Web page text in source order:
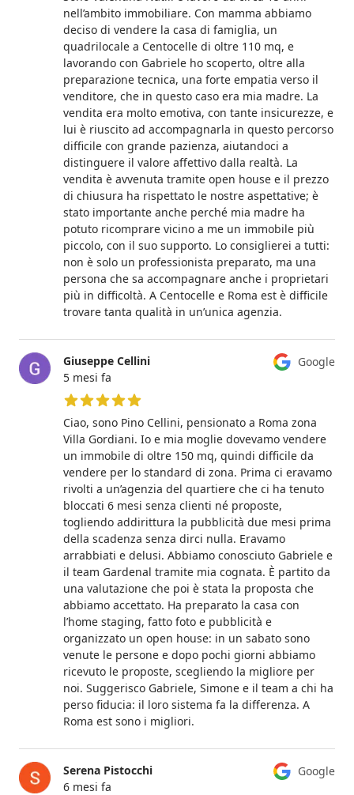
nell’ambito immobiliare. Con mamma abbiamo
deciso di vendere la casa di famiglia, un
quadrilocale a Centocelle di oltre 110 mq, e
lavorando con Gabriele ho scoperto, oltre alla
preparazione tecnica, una forte empatia verso il
venditore, che in questo caso era mia madre. La
vendita era molto emotiva, con tante insicurezze, e
lui è riuscito ad accompagnarla in questo percorso
difficile con grande pazienza, aiutandoci a
distinguere il valore affettivo dalla realtà. La
vendita è avvenuta tramite open house e il prezzo
di chiusura ha rispettato le nostre aspettative; è
stato importante anche perché mia madre ha
potuto ricomprare vicino a me un immobile più
piccolo, con il suo supporto. Lo consiglierei a tutti:
non è solo un professionista preparato, ma una
persona che sa accompagnare anche i proprietari
più in difficoltà. A Centocelle e Roma est è difficile
trovare tanta qualità in un’unica agenzia.
Google
Giuseppe Cellini
5 mesi fa
5 su 5 stelle
Ciao, sono Pino Cellini, pensionato a Roma zona
Villa Gordiani. Io e mia moglie dovevamo vendere
un immobile di oltre 150 mq, quindi difficile da
vendere per lo standard di zona. Prima ci eravamo
rivolti a un’agenzia del quartiere che ci ha tenuto
bloccati 6 mesi senza clienti né proposte,
togliendo addirittura la pubblicità due mesi prima
della scadenza senza dirci nulla. Eravamo
arrabbiati e delusi. Abbiamo conosciuto Gabriele e
il team Gardenal tramite mia cognata. È partito da
una valutazione che poi è stata la proposta che
abbiamo accettato. Ha preparato la casa con
l’home staging, fatto foto e pubblicità e
organizzato un open house: in un sabato sono
venute le persone e dopo pochi giorni abbiamo
ricevuto le proposte, scegliendo la migliore per
noi. Suggerisco Gabriele, Simone e il team a chi ha
perso fiducia: il loro sistema fa la differenza. A
Roma est sono i migliori.
Google
Serena Pistocchi
6 mesi fa